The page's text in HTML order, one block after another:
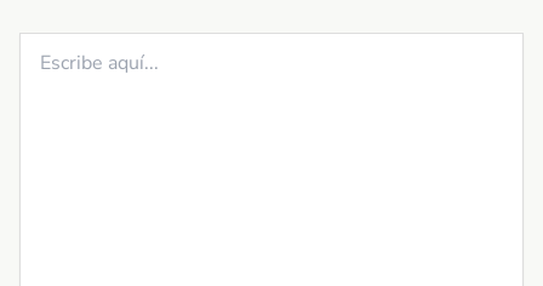
aquí...